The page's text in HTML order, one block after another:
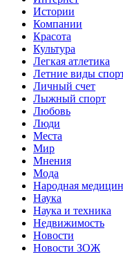
Истории
Компании
Красота
Культура
Легкая атлетика
Летние виды
Личный счет
Лыжный спорт
Любовь
Люди
Места
Мир
Мнения
Мода
Народная
Наука
Наука и техника
Недвижимость
Новости
Новости ЗОЖ